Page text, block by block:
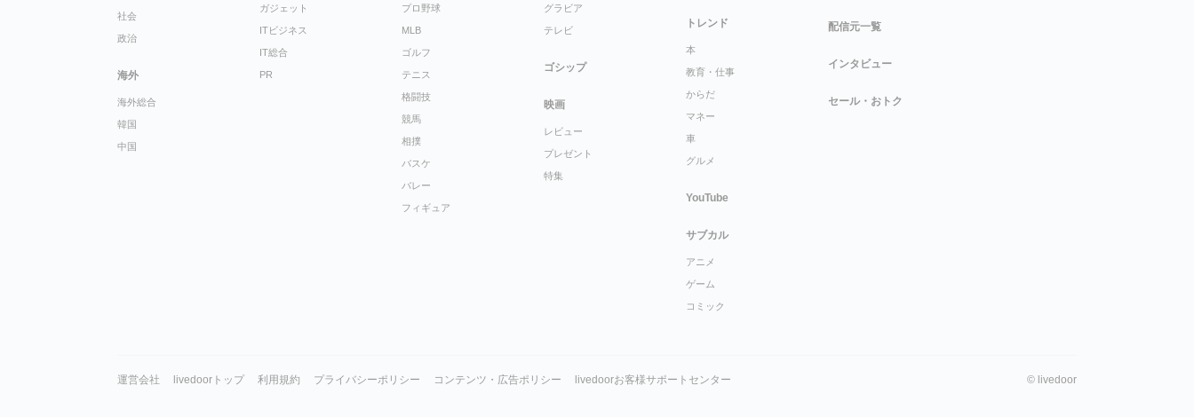
社会
政治
海外
海外総合
韓国
中国
ガジェット
ITビジネス
IT総合
PR
プロ野球
MLB
ゴルフ
テニス
格闘技
競馬
相撲
バスケ
バレー
フィギュア
グラビア
テレビ
ゴシップ
映画
レビュー
プレゼント
特集
トレンド
本
教育・仕事
からだ
マネー
車
グルメ
YouTube
サブカル
アニメ
ゲーム
コミック
配信元一覧
インタビュー
セール・おトク
運営会社 livedoorトップ 利用規約 プライバシーポリシー コンテンツ・広告ポリシー livedoorお客様サポートセンター © livedoor